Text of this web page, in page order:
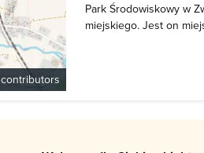
contributors
Park Środowiskowy w
miejskiego. Jest on